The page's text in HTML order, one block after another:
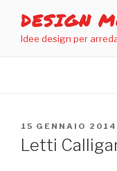
contenuto
DESIGN
Idee design per
PUBBLICATO
IL
15 GENNAIO 2014
Letti